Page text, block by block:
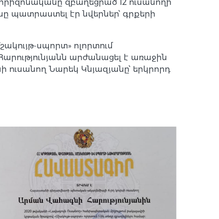
զբաղեցրած 12 ուսանողի
պատրաստել էր նվերներ՝ գրքերի
սպորտ» ոլորտում
արժանացել է առաջին
Նարեկ Կնյազյանը՝ երկրորդ